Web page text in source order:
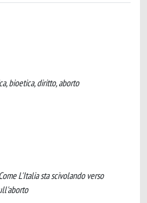
bioetica, diritto, aborto
L'Italia sta scivolando verso